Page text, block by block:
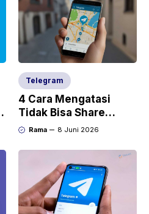
Telegram
4 Cara Mengatasi
Tidak Bisa Share
Lokasi di Telegram
Rama 8 Juni 2026